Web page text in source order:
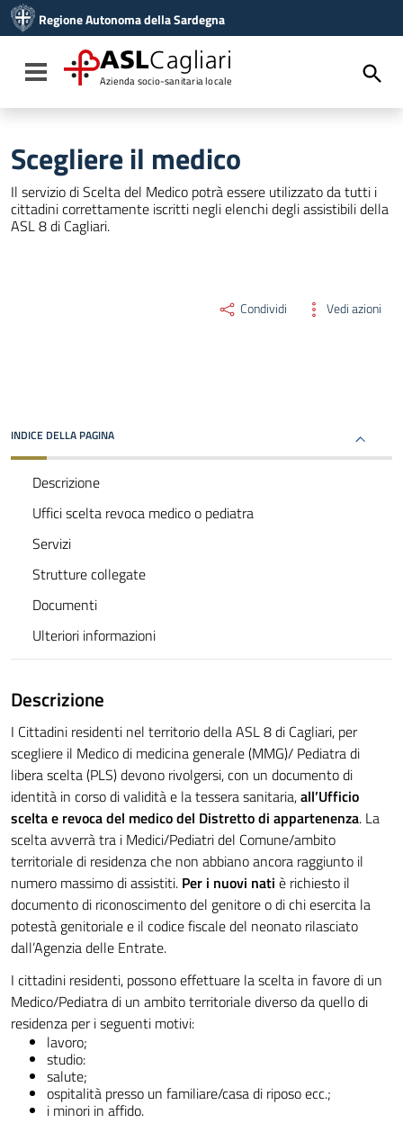
Vai al menu di navigazione
Vai al footer
Regione Autonoma della Sardegna
Toggle navigation
ASLCagliari
Azienda socio-sanitaria locale
Scegliere il medico
Il servizio di Scelta del Medico potrà essere utilizzato da tutti i
cittadini correttamente iscritti negli elenchi degli assistibili della
ASL 8 di Cagliari.
Condividi Vedi azioni
INDICE DELLA PAGINA
Descrizione
Uffici scelta revoca medico o pediatra
Servizi
Strutture collegate
Documenti
Ulteriori informazioni
Descrizione
I Cittadini residenti nel territorio della ASL 8 di Cagliari, per
scegliere il Medico di medicina generale (MMG)/ Pediatra di
libera scelta (PLS) devono rivolgersi, con un documento di
identità in corso di validità e la tessera sanitaria,all’Ufficio
scelta e revoca del medico del Distretto di appartenenza. La
scelta avverrà tra i Medici/Pediatri del Comune/ambito
territoriale di residenza che non abbiano ancora raggiunto il
numero massimo di assistiti. Per i nuovi nati è richiesto il
documento di riconoscimento del genitore o di chi esercita la
potestà genitoriale e il codice fiscale del neonato rilasciato
dall’Agenzia delle Entrate.
I cittadini residenti, possono effettuare la scelta in favore di un
Medico/Pediatra di un ambito territoriale diverso da quello di
residenza per i seguenti motivi:
lavoro;
studio:
salute;
ospitalità presso un familiare/casa di riposo ecc.;
i minori in affido.